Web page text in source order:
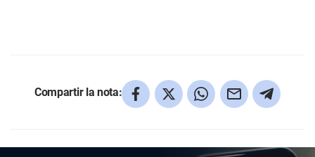
Compartir la nota: